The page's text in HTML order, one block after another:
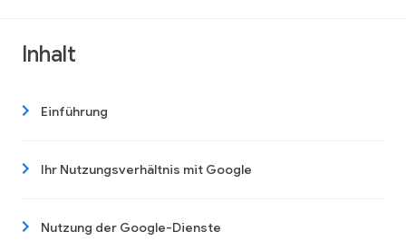
Inhalt
Einführung
Ihr Nutzungsverhältnis mit Google
Nutzung der Google-Dienste